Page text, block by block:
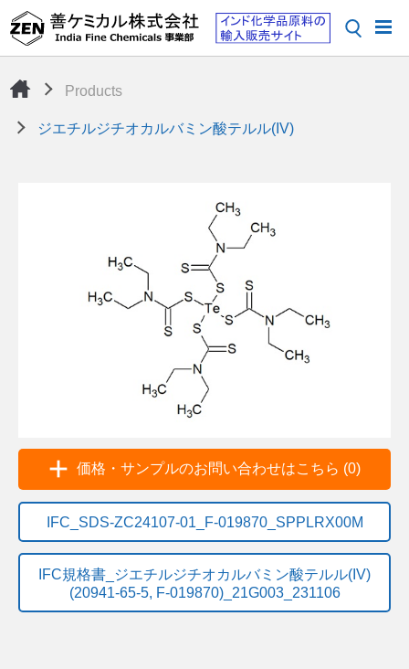
Products
ジエチルジチオカルバミン酸テルル(IV)
価格・サンプルのお問い合わせはこちら (0)
IFC_SDS-ZC24107-01_F-019870_SPPLRX00M
IFC規格書_ジエチルジチオカルバミン酸テルル(IV)
(20941-65-5, F-019870)_21G003_231106